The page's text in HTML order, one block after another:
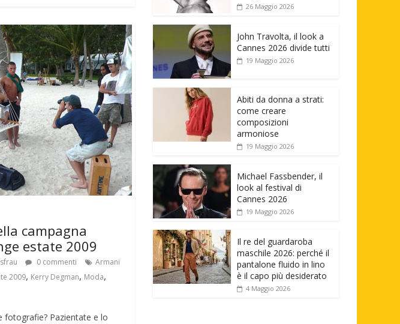
campagna
estate 2009
0 commenti
Armani
2009, Kerry Degman, Moda,
fotografie? Pazientate e lo
26 Maggio 2026
John Travolta, il look a
Cannes 2026 divide tutti
19 Maggio 2026
Abiti da donna a strati:
come creare
composizioni
armoniose
19 Maggio 2026
Michael Fassbender, il
look al festival di
Cannes 2026
19 Maggio 2026
Il re del guardaroba
maschile 2026: perché il
pantalone fluido in lino
è il capo più desiderato
4 Maggio 2026